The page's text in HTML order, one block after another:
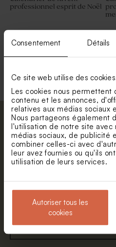
Consentement Détails
Ce site web utilise des
Les cookies nous permettent
contenu et les annonces,
relatives aux médias sociaux
Nous partageons également
l'utilisation de notre site avec
médias sociaux, de publicité
combiner celles-ci avec
leur avez fournies ou qu'ils
utilisation de leurs services.
Autoriser tous les
cookies
professionnel esprit de Noël
Abonnez-vous à la
informé. Petite
de réduction.
Prénom
E-mail